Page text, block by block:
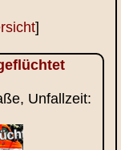
]
Unfallzeit: